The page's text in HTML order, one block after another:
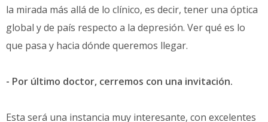
la mirada más allá de lo clínico, es decir, tener una óptica
global y de país respecto a la depresión. Ver qué es lo
que pasa y hacia dónde queremos llegar.
- Por último doctor, cerremos con una invitación.
Esta será una instancia muy interesante, con excelentes